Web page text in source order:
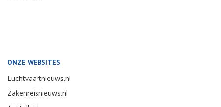
ONZE WEBSITES
Luchtvaartnieuws.nl
Zakenreisnieuws.nl